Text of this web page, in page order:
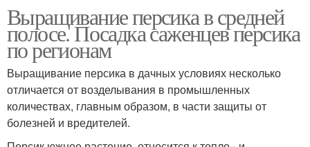
Выращивание персика в средней
полосе. Посадка саженцев персика
по регионам
Выращивание персика в дачных условиях несколько
отличается от возделывания в промышленных
количествах, главным образом, в части защиты от
болезней и вредителей.